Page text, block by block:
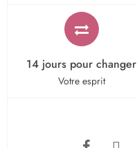
14 jours pour changer
Votre esprit